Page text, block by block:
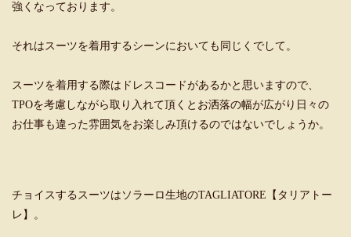
強くなっております。
それはスーツを着用するシーンにおいても同じくでして。
スーツを着用する際はドレスコードがあるかと思いますので、
TPOを考慮しながら取り入れて頂くとお洒落の幅が広がり日々の
お仕事も違った雰囲気をお楽しみ頂けるのではないでしょうか。
チョイスするスーツはソラーロ生地のTAGLIATORE【タリアトー
レ】。